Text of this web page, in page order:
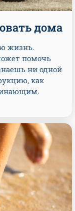
дома
жизнь.
помочь
ни одной
как